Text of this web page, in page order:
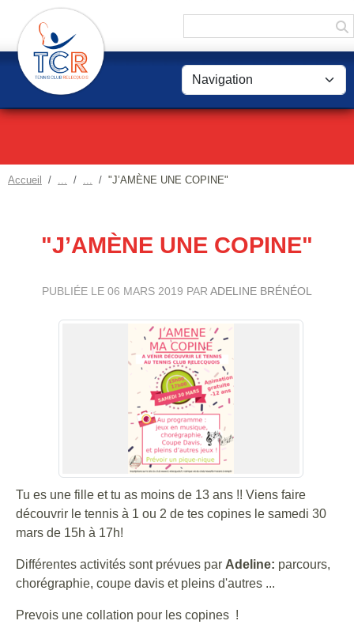
Accueil "J’AMÈNE UNE COPINE"
"J’AMÈNE UNE COPINE"
PUBLIÉE LE 06 MARS 2019 PAR ADELINE BRÉNÉOL
Tu es une fille et tu as moins de 13 ans !! Viens faire
découvrir le tennis à 1 ou 2 de tes copines le samedi 30
mars de 15h à 17h!
Différentes activités sont prévues par Adeline: parcours,
chorégraphie, coupe davis et pleins d'autres ...
Prevois une collation pour les copines !
Panneau de gestion des cookies